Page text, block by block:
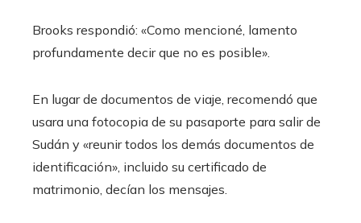
Brooks respondió: «Como mencioné, lamento
profundamente decir que no es posible».
En lugar de documentos de viaje, recomendó que
usara una fotocopia de su pasaporte para salir de
Sudán y «reunir todos los demás documentos de
identificación», incluido su certificado de
matrimonio, decían los mensajes.